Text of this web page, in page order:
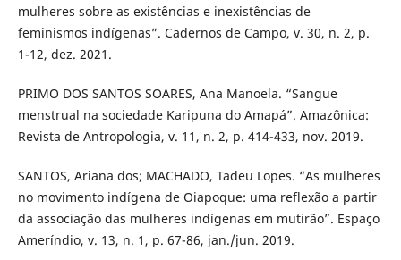
mulheres sobre as existências e inexistências de
feminismos indígenas”. Cadernos de Campo, v. 30, n. 2, p.
1-12, dez. 2021.
PRIMO DOS SANTOS SOARES, Ana Manoela. “Sangue
menstrual na sociedade Karipuna do Amapá”. Amazônica:
Revista de Antropologia, v. 11, n. 2, p. 414-433, nov. 2019.
SANTOS, Ariana dos; MACHADO, Tadeu Lopes. “As mulheres
no movimento indígena de Oiapoque: uma reflexão a partir
da associação das mulheres indígenas em mutirão”. Espaço
Ameríndio, v. 13, n. 1, p. 67-86, jan./jun. 2019.